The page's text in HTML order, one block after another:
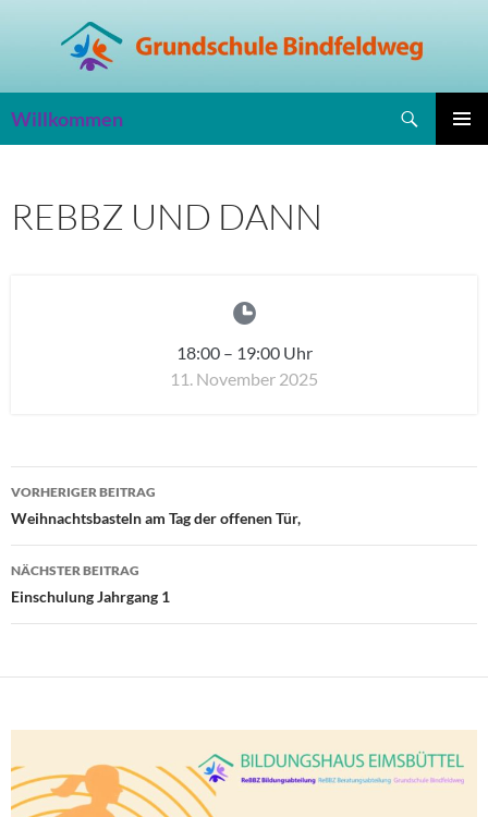
Willkommen
REBBZ UND DANN
18:00– 19:00Uhr
11. November 2025
Beitragsnavigation
VORHERIGER BEITRAG
Weihnachtsbasteln am Tag der offenen Tür,
NÄCHSTER BEITRAG
Einschulung Jahrgang 1